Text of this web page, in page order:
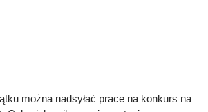
można nadsyłać prace na konkurs na